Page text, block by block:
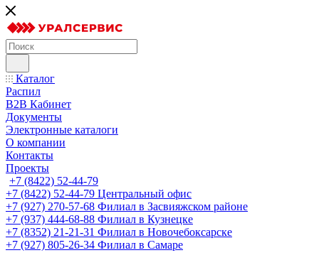
Каталог
Распил
B2B Кабинет
Документы
Электронные каталоги
О компании
Контакты
Проекты
+7 (8422) 52-44-79
+7 (8422) 52-44-79 Центральный офис
+7 (927) 270-57-68 Филиал в Засвияжском районе
+7 (937) 444-68-88 Филиал в Кузнецке
+7 (8352) 21-21-31 Филиал в Новочебоксарске
+7 (927) 805-26-34 Филиал в Самаре